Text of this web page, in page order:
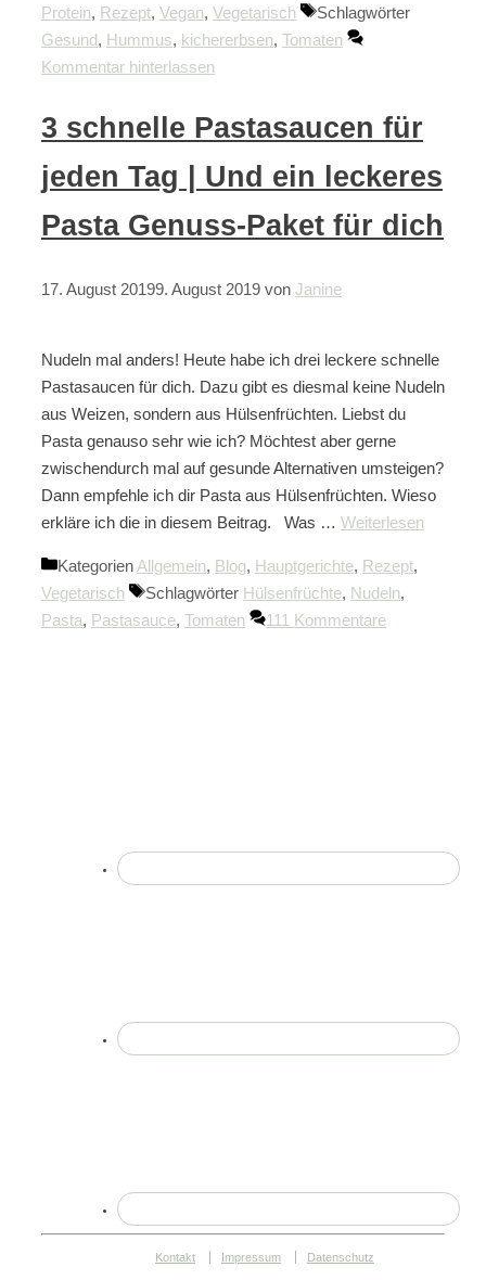
Protein, Rezept, Vegan, Vegetarisch
Schlagwörter
Gesund, Hummus, kichererbsen, Tomaten
Kommentar hinterlassen
3 schnelle Pastasaucen für
jeden Tag | Und ein leckeres
Pasta Genuss-Paket für dich
17. August 20199. August 2019 von Janine
Nudeln mal anders! Heute habe ich drei leckere schnelle
Pastasaucen für dich. Dazu gibt es diesmal keine Nudeln
aus Weizen, sondern aus Hülsenfrüchten. Liebst du
Pasta genauso sehr wie ich? Möchtest aber gerne
zwischendurch mal auf gesunde Alternativen umsteigen?
Dann empfehle ich dir Pasta aus Hülsenfrüchten. Wieso
erkläre ich die in diesem Beitrag. Was … Weiterlesen
Kategorien Allgemein, Blog, Hauptgerichte, Rezept,
Vegetarisch
Schlagwörter Hülsenfrüchte, Nudeln,
Pasta, Pastasauce, Tomaten 111 Kommentare
Kontakt Impressum Datenschutz